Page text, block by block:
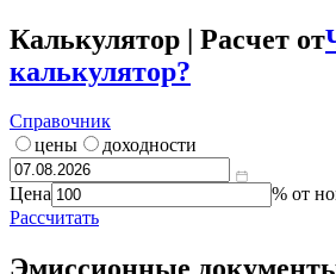
Калькулятор | Расчет от
калькулятор?
Справочник
цены
доходности
Цена
% от
Рассчитать